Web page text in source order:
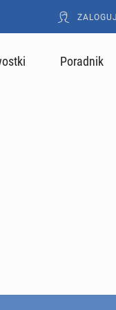
ZALOGUJ
Poradnik